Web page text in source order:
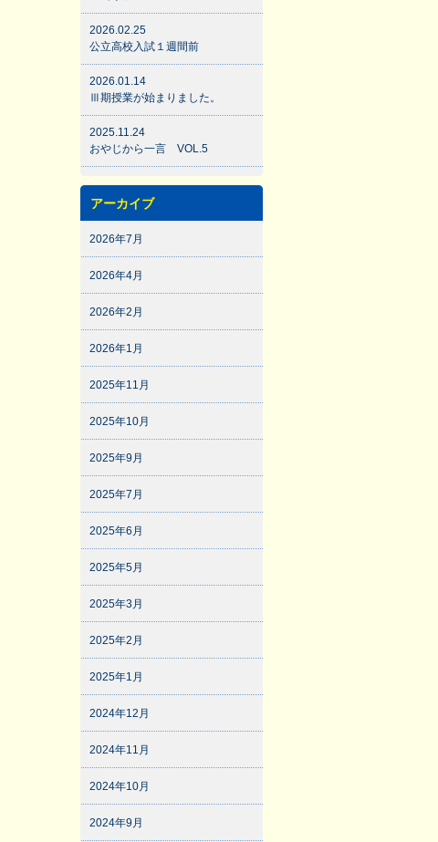
2026.02.25
公立高校入試１週間前
2026.01.14
Ⅲ期授業が始まりました。
2025.11.24
おやじから一言 VOL.5
アーカイブ
2026年7月
2026年4月
2026年2月
2026年1月
2025年11月
2025年10月
2025年9月
2025年7月
2025年6月
2025年5月
2025年3月
2025年2月
2025年1月
2024年12月
2024年11月
2024年10月
2024年9月